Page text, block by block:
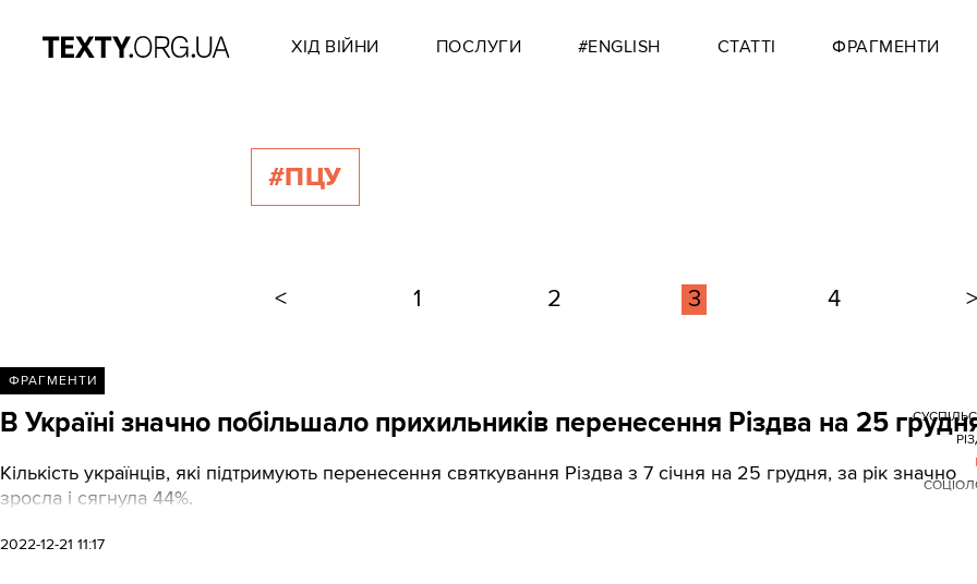
ХІД ВІЙНИ ПОСЛУГИ #ENGLISH СТАТТІ ФРАГМЕНТИ
#ПЦУ
< 1 2 3 4 >
ФРАГМЕНТИ
В Україні значно побільшало прихильників перенесення Різдва на 25
Кількість українців, які підтримують перенесення святкування Різдва з 7 січня на 25 грудня, за рік значно
зросла і сягнула 44%.
2022-12-21 11:17